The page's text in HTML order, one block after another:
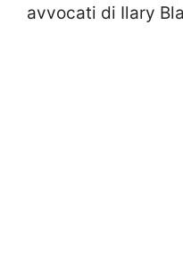
avvocati di Ilary